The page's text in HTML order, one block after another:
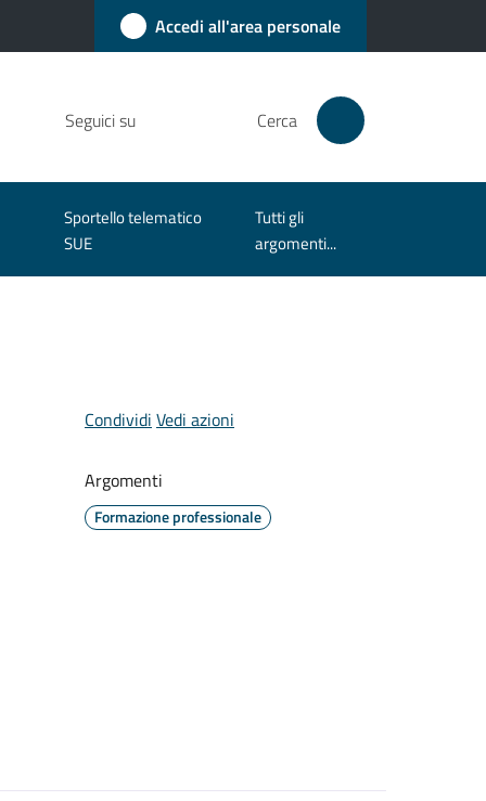
Accedi all'area personale
Seguici su Cerca
Sportello telematico
SUE
Tutti gli
argomenti...
Condividi Vedi azioni
Argomenti
Formazione professionale